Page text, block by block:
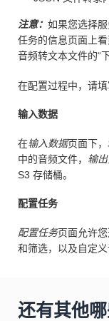
注意： 如果您选择
任务的信息页面上看
音频转文本文件的“
在配置过程中，请填
输入数据
在输入数据页面下，
中的音频文件， 输
S3 存储桶。
配置任务
配置任务页面允许
和筛选，以及自定义
还有其他哪